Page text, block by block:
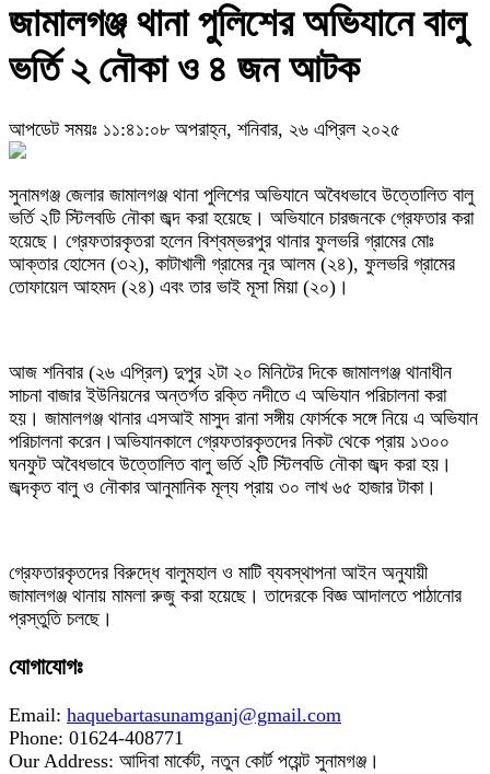
জামালগঞ্জ থানা পুলিশের অভিযানে বালু
ভর্তি ২ নৌকা ও ৪ জন আটক
আপডেট সময়ঃ ১১:৪১:০৮ অপরাহ্ন, শনিবার, ২৬ এপ্রিল ২০২৫
সুনামগঞ্জ জেলার জামালগঞ্জ থানা পুলিশের অভিযানে অবৈধভাবে উত্তোলিত বালু
ভর্তি ২টি স্টিলবডি নৌকা জব্দ করা হয়েছে। অভিযানে চারজনকে গ্রেফতার করা
হয়েছে। গ্রেফতারকৃতরা হলেন বিশ্বম্ভরপুর থানার ফুলভরি গ্রামের মোঃ
আক্তার হোসেন (৩২), কাটাখালী গ্রামের নূর আলম (২৪), ফুলভরি গ্রামের
তোফায়েল আহমদ (২৪) এবং তার ভাই মূসা মিয়া (২০)।
আজ শনিবার (২৬ এপ্রিল) দুপুর ২টা ২০ মিনিটের দিকে জামালগঞ্জ থানাধীন
সাচনা বাজার ইউনিয়নের অন্তর্গত রক্তি নদীতে এ অভিযান পরিচালনা করা
হয়। জামালগঞ্জ থানার এসআই মাসুদ রানা সঙ্গীয় ফোর্সকে সঙ্গে নিয়ে এ অভিযান
পরিচালনা করেন।অভিযানকালে গ্রেফতারকৃতদের নিকট থেকে প্রায় ১৩০০
ঘনফুট অবৈধভাবে উত্তোলিত বালু ভর্তি ২টি স্টিলবডি নৌকা জব্দ করা হয়।
জব্দকৃত বালু ও নৌকার আনুমানিক মূল্য প্রায় ৩০ লাখ ৬৫ হাজার টাকা।
গ্রেফতারকৃতদের বিরুদ্ধে বালুমহাল ও মাটি ব্যবস্থাপনা আইন অনুযায়ী
জামালগঞ্জ থানায় মামলা রুজু করা হয়েছে। তাদেরকে বিজ্ঞ আদালতে পাঠানোর
প্রস্তুতি চলছে।
যোগাযোগঃ
Email: haquebartasunamganj@gmail.com
Phone: 01624-408771
Our Address: আদিবা মার্কেট, নতুন কোর্ট পয়েন্ট সুনামগঞ্জ।